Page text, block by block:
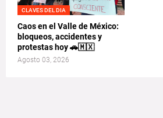
CLAVES DEL DIA
Caos en el Valle de México:
bloqueos, accidentes y
protestas hoy 🚗🇲🇽
Agosto 03, 2026